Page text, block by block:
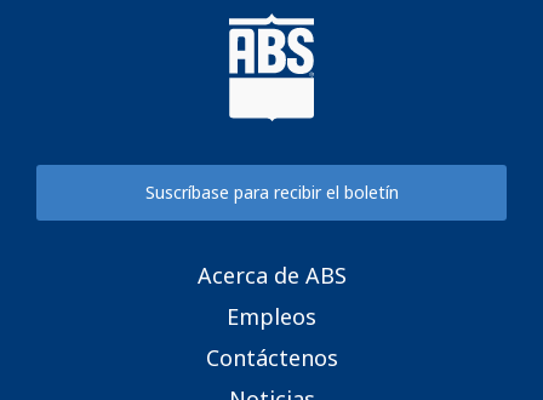
Suscríbase para recibir el boletín
Acerca de ABS
Empleos
Contáctenos